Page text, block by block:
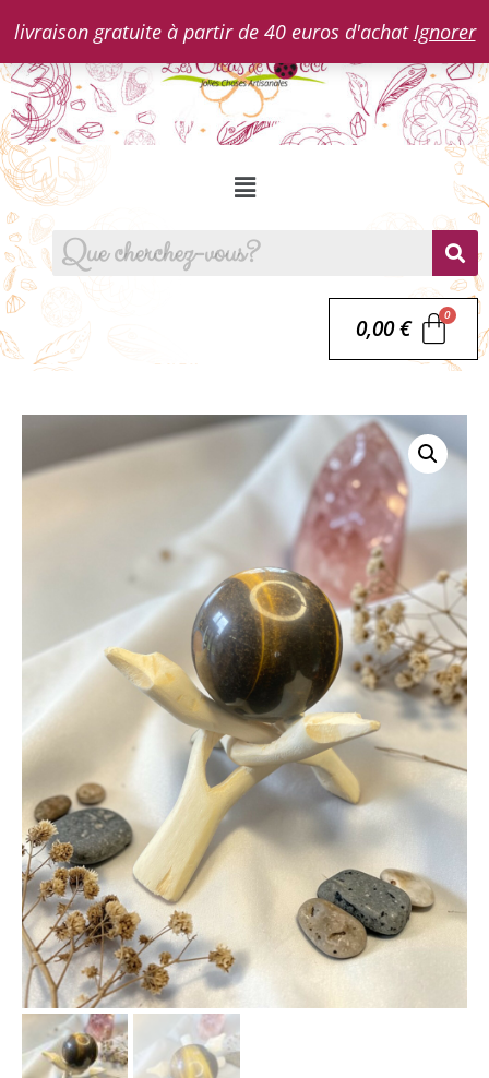
livraison gratuite à partir de 40 euros d'achatIgnorer
0,00€